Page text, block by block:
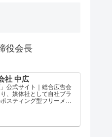
役会長
社 中広
」公式サイト｜総合広告会
、媒体社として自社ブラ
スティング型フリーメデ